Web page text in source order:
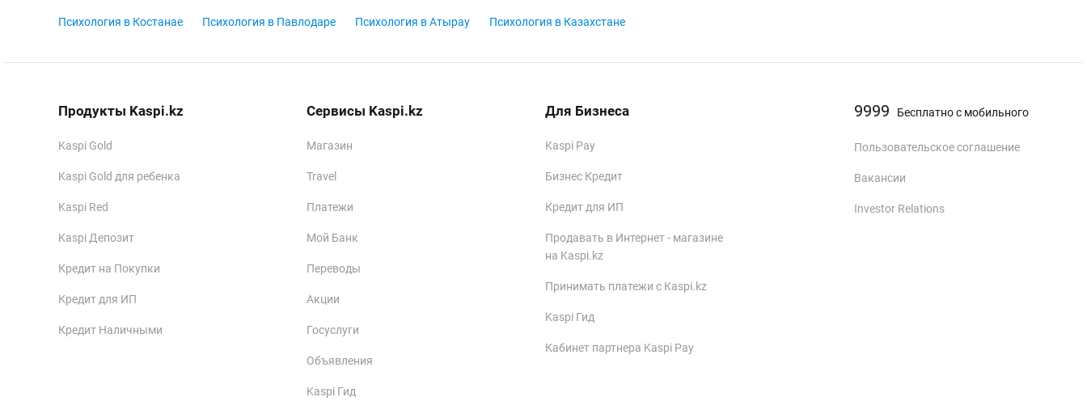
Психология в Костанае Психология в Павлодаре Психология в Атырау Психология в Казахстане
Продукты Kaspi.kz
Kaspi Gold
Kaspi Gold для ребенка
Kaspi Red
Kaspi Депозит
Кредит на Покупки
Кредит для ИП
Кредит Наличными
Сервисы Kaspi.kz
Магазин
Travel
Платежи
Мой Банк
Переводы
Акции
Госуслуги
Объявления
Kaspi Гид
Для Бизнеса
Kaspi Pay
Бизнес Кредит
Кредит для ИП
Продавать в Интернет - магазине
на Kaspi.kz
Принимать платежи с Kaspi.kz
Kaspi Гид
Кабинет партнера Kaspi Pay
9999 Бесплатно с мобильного
Пользовательское соглашение
Вакансии
Investor Relations